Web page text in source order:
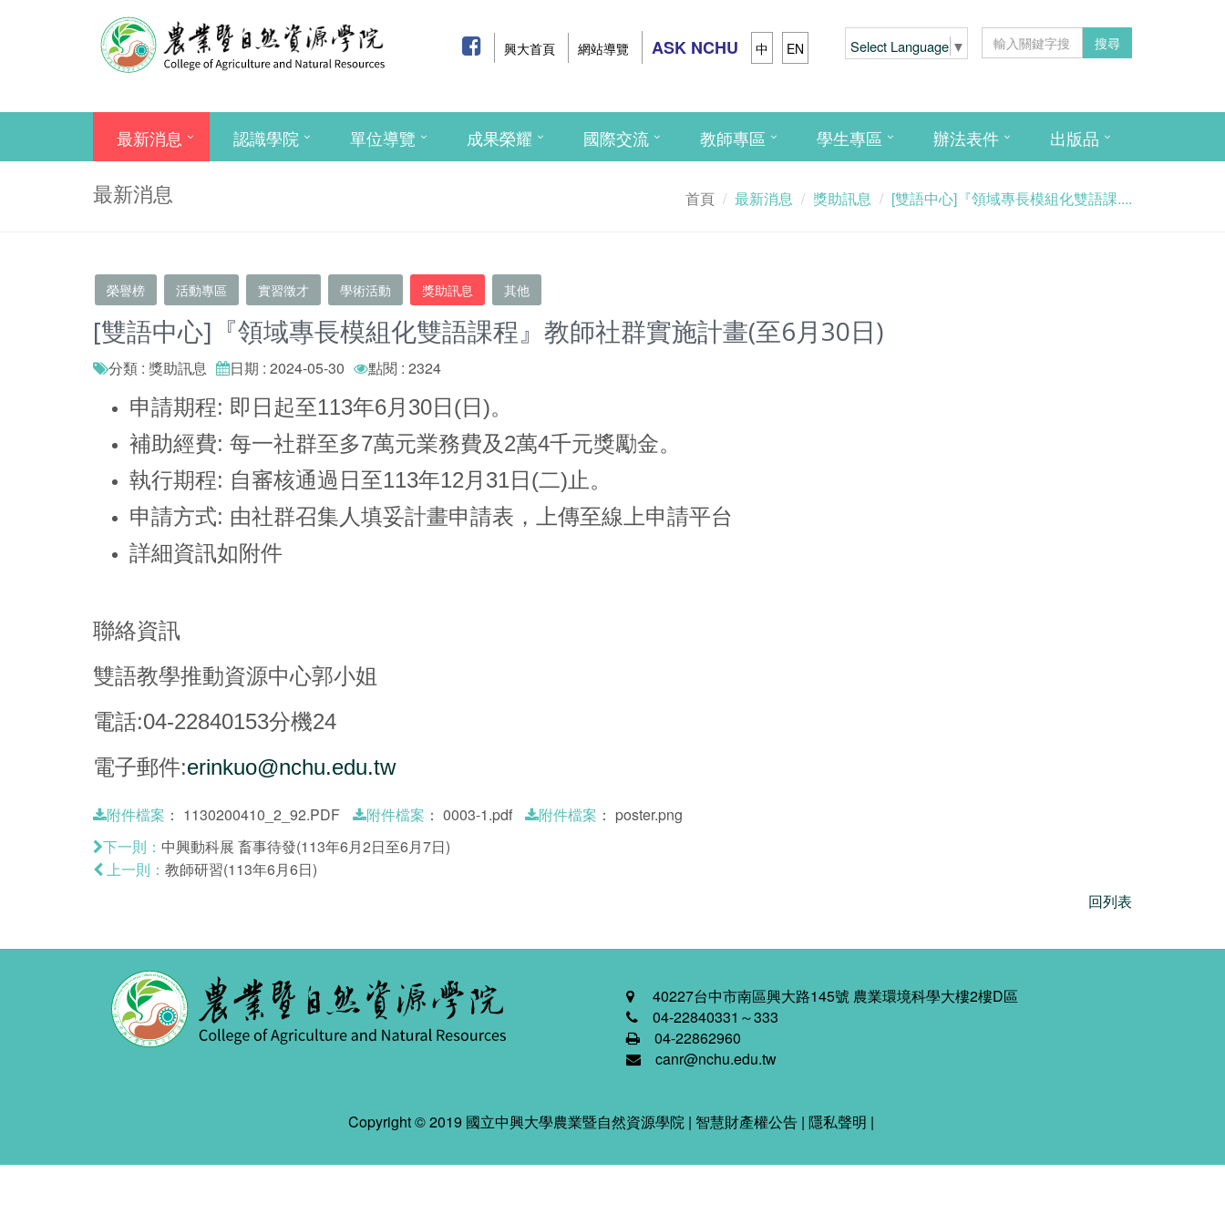
興大首頁 網站導覽 ASK NCHU 中 EN Select Language ▼ 搜尋
最新消息 認識學院 單位導覽 成果榮耀 國際交流 教師專區 學生專區 辦法表件 出版品
最新消息 首頁 最新消息 獎助訊息 [雙語中心]『領域專長模組化雙語課....
榮譽榜 活動專區 實習徵才 學術活動 獎助訊息 其他
[雙語中心]『領域專長模組化雙語課程』教師社群實施計畫(至6月30日)
分類 : 獎助訊息 日期 : 2024-05-30 點閱 : 2324
申請期程: 即日起至113年6月30日(日)。
補助經費: 每一社群至多7萬元業務費及2萬4千元獎勵金。
執行期程: 自審核通過日至113年12月31日(二)止。
申請方式: 由社群召集人填妥計畫申請表，上傳至線上申請平台
詳細資訊如附件
聯絡資訊
雙語教學推動資源中心郭小姐
電話:04-22840153分機24
電子郵件:erinkuo@nchu.edu.tw
附件檔案 ： 1130200410_2_92.PDF 附件檔案 ： 0003-1.pdf 附件檔案 ： poster.png
下一則： 中興動科展 畜事待發(113年6月2日至6月7日)
上一則： 教師研習(113年6月6日)
回列表
40227台中市南區興大路145號 農業環境科學大樓2樓D區
04-22840331～333
04-22862960
canr@nchu.edu.tw
Copyright © 2019 國立中興大學農業暨自然資源學院 | 智慧財產權公告| 隱私聲明 |